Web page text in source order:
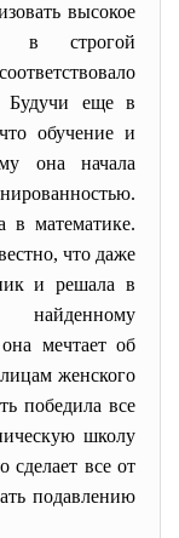
высокое
а в строгой
Будучи еще в
обучение и
она начала
в математике.
что даже
и pешала в
найденному
мечтает об
женского
победила все
школу
все от
подавлению